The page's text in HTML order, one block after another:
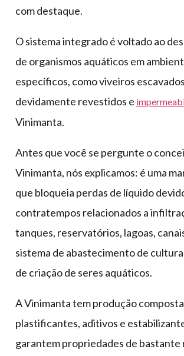
com destaque.
O sistema integrado é voltado ao
de organismos aquáticos em
específicos, como viveiros
devidamente revestidos e
Vinimanta.
Antes que você se pergunte o
Vinimanta, nós explicamos: é uma
que bloqueia perdas de líquido
contratempos relacionados a
tanques, reservatórios, lagoas,
sistema de abastecimento de
de criação de seres aquáticos.
A Vinimanta tem produção
plastificantes, aditivos e
garantem propriedades de bastante